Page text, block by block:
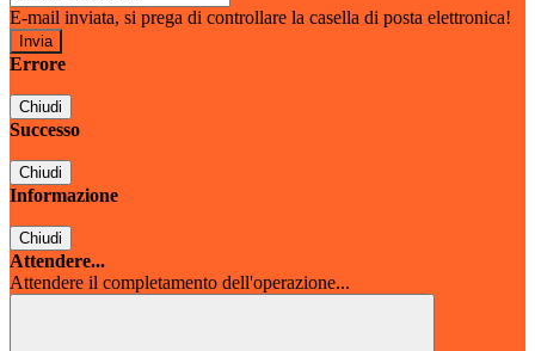
E-mail inviata, si prega di controllare la casella di posta elettronica!
Errore
Chiudi
Successo
Chiudi
Informazione
Chiudi
Attendere...
Attendere il completamento dell'operazione...